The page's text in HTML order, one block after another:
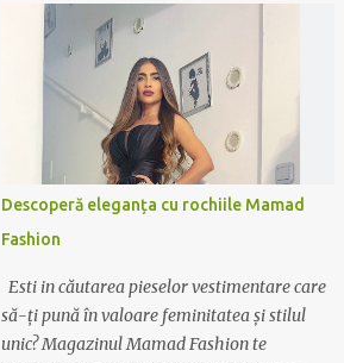
Descoperă eleganța cu rochiile Mamad
Fashion
Esti in căutarea pieselor vestimentare care
să-ți pună în valoare feminitatea și stilul
unic? Magazinul Mamad Fashion te